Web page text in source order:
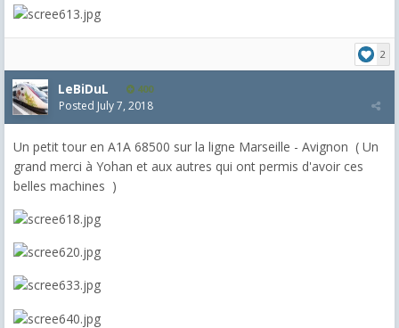
2
LeBiDuL 400
Posted July 7, 2018
Un petit tour en A1A 68500 sur la ligne Marseille - Avignon ( Un
grand merci à Yohan et aux autres qui ont permis d'avoir ces
belles machines )